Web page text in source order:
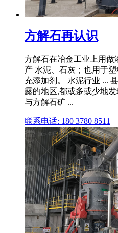
方解石再认识
方解石在冶金工业上用做
产 水泥、石灰；也用于
充添加剂。 水泥行业 ...
露的地区,都或多或少地
与方解石矿 ...
联系电话: 180 3780 8511